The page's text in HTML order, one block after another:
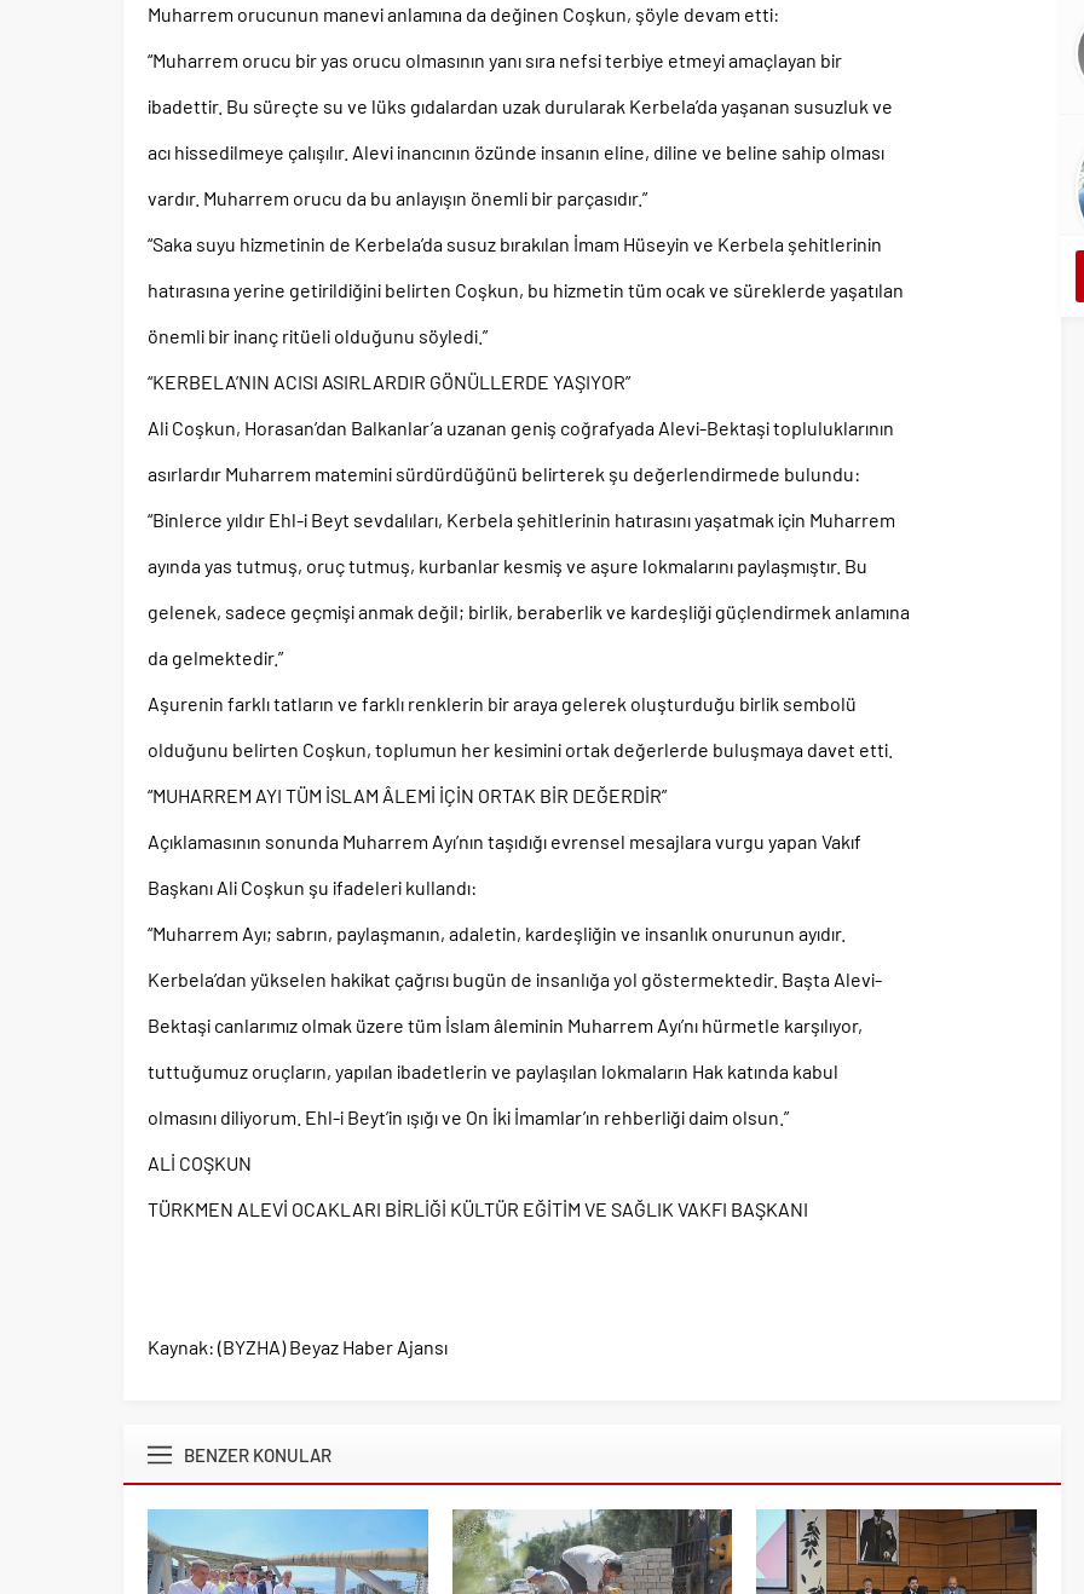
Muharrem orucunun manevi anlamına da değinen Coşkun, şöyle devam etti:
“Muharrem orucu bir yas orucu olmasının yanı sıra nefsi terbiye etmeyi amaçlayan bir
ibadettir. Bu süreçte su ve lüks gıdalardan uzak durularak Kerbela’da yaşanan susuzluk ve
acı hissedilmeye çalışılır. Alevi inancının özünde insanın eline, diline ve beline sahip olması
vardır. Muharrem orucu da bu anlayışın önemli bir parçasıdır.”
“Saka suyu hizmetinin de Kerbela’da susuz bırakılan İmam Hüseyin ve Kerbela şehitlerinin
hatırasına yerine getirildiğini belirten Coşkun, bu hizmetin tüm ocak ve süreklerde yaşatılan
önemli bir inanç ritüeli olduğunu söyledi.”
“KERBELA’NIN ACISI ASIRLARDIR GÖNÜLLERDE YAŞIYOR”
Ali Coşkun, Horasan’dan Balkanlar’a uzanan geniş coğrafyada Alevi-Bektaşi topluluklarının
asırlardır Muharrem matemini sürdürdüğünü belirterek şu değerlendirmede bulundu:
“Binlerce yıldır Ehl-i Beyt sevdalıları, Kerbela şehitlerinin hatırasını yaşatmak için Muharrem
ayında yas tutmuş, oruç tutmuş, kurbanlar kesmiş ve aşure lokmalarını paylaşmıştır. Bu
gelenek, sadece geçmişi anmak değil; birlik, beraberlik ve kardeşliği güçlendirmek anlamına
da gelmektedir.”
Aşurenin farklı tatların ve farklı renklerin bir araya gelerek oluşturduğu birlik sembolü
olduğunu belirten Coşkun, toplumun her kesimini ortak değerlerde buluşmaya davet etti.
“MUHARREM AYI TÜM İSLAM ÂLEMİ İÇİN ORTAK BİR DEĞERDİR”
Açıklamasının sonunda Muharrem Ayı’nın taşıdığı evrensel mesajlara vurgu yapan Vakıf
Başkanı Ali Coşkun şu ifadeleri kullandı:
“Muharrem Ayı; sabrın, paylaşmanın, adaletin, kardeşliğin ve insanlık onurunun ayıdır.
Kerbela’dan yükselen hakikat çağrısı bugün de insanlığa yol göstermektedir. Başta Alevi-
Bektaşi canlarımız olmak üzere tüm İslam âleminin Muharrem Ayı’nı hürmetle karşılıyor,
tuttuğumuz oruçların, yapılan ibadetlerin ve paylaşılan lokmaların Hak katında kabul
olmasını diliyorum. Ehl-i Beyt’in ışığı ve On İki İmamlar’ın rehberliği daim olsun.”
ALİ COŞKUN
TÜRKMEN ALEVİ OCAKLARI BİRLİĞİ KÜLTÜR EĞİTİM VE SAĞLIK VAKFI BAŞKANI
Kaynak: (BYZHA) Beyaz Haber Ajansı
BENZER KONULAR